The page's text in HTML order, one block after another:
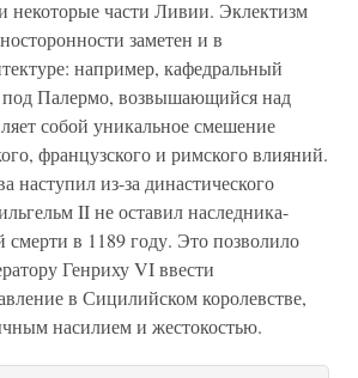
некоторые части Ливии. Эклектизм
заметен и в
например, кафедральный
Палермо, возвышающийся над
собой уникальное смешение
французского и римского влияний.
наступил из-за династического
II не оставил наследника-
в 1189 году. Это позволило
Генриху VI ввести
в Сицилийском королевстве,
насилием и жестокостью.